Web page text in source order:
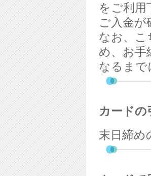
をご利用
ご入金が
なお、こ
め、お手
なるまで
カード
末日締め